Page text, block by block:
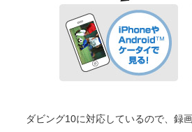
ダビング10に対応しているので、録